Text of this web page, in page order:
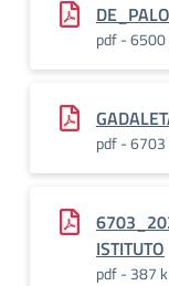
pdf - 6500
pdf - 6703
ISTITUTO
pdf - 387